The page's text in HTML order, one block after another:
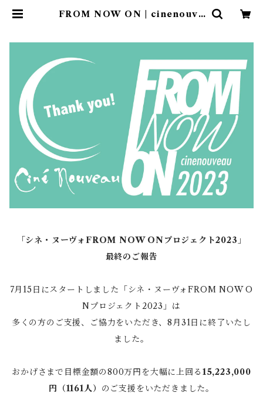
FROM NOW ON | cinenouve
「シネ・ヌーヴォFROM NOW ONプロジェクト2023」
最終のご報告
7月15日にスタートしました「シネ・ヌーヴォFROM NOW O
Nプロジェクト2023」は
多くの方のご支援、ご協力をいただき、8月31日に終了いたし
ました。
おかげさまで目標金額の800万円を大幅に上回る 15,223,000
円（1161人） のご支援をいただきました。